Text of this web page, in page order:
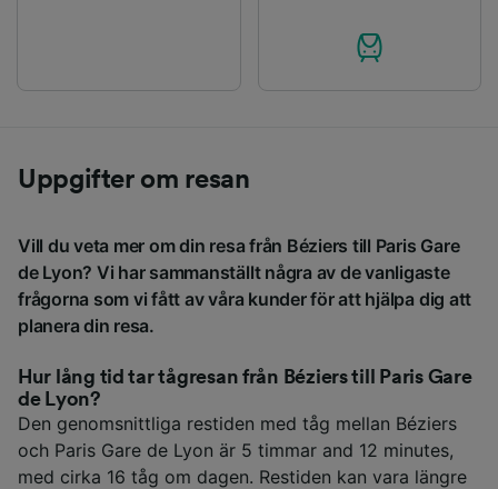
Uppgifter om resan
Vill du veta mer om din resa från Béziers till Paris Gare
de Lyon? Vi har sammanställt några av de vanligaste
frågorna som vi fått av våra kunder för att hjälpa dig att
planera din resa.
Hur lång tid tar tågresan från Béziers till Paris Gare
de Lyon?
Den genomsnittliga restiden med tåg mellan Béziers
och Paris Gare de Lyon är 5 timmar and 12 minutes,
med cirka 16 tåg om dagen. Restiden kan vara längre